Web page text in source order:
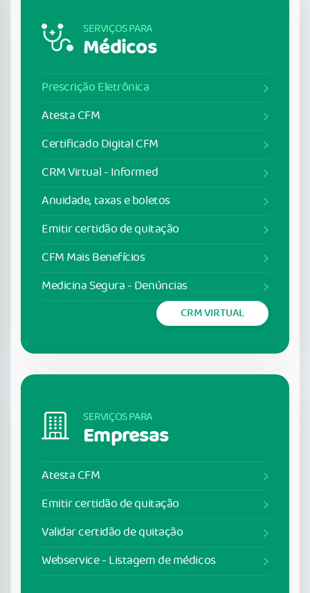
SERVIÇOS PARA
Médicos
Prescrição Eletrônica
Atesta CFM
Certificado Digital CFM
CRM Virtual - Informed
Anuidade, taxas e boletos
Emitir certidão de quitação
CFM Mais Benefícios
Medicina Segura - Denúncias
CRM VIRTUAL
SERVIÇOS PARA
Empresas
Atesta CFM
Emitir certidão de quitação
Validar certidão de quitação
Webservice - Listagem de médicos